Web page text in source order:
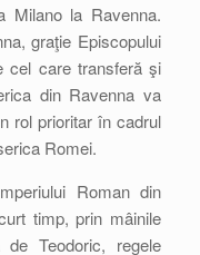
Milano la Ravenna.
graţie Episcopului
cel care transferă şi
din Ravenna va
rol prioritar în cadrul
Romei.
Roman din
timp, prin mâinile
de Teodoric, regele